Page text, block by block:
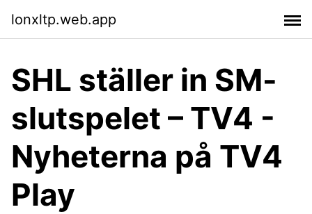
lonxltp.web.app
SHL ställer in SM-
slutspelet – TV4 -
Nyheterna på TV4
Play